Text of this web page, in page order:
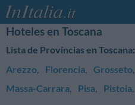
Hoteles en Toscana
Lista de Provincias en Toscana:
Arezzo, Florencia, Grosseto,
Massa-Carrara, Pisa, Pistoia,